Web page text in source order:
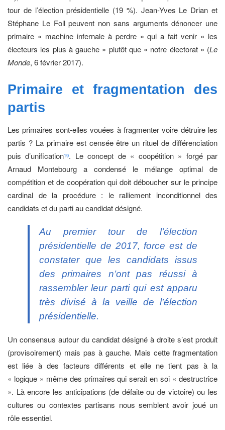
tour de l’élection présidentielle (19 %). Jean-Yves Le Drian et
Stéphane Le Foll peuvent non sans arguments dénoncer une
primaire « machine infernale à perdre » qui a fait venir « les
électeurs les plus à gauche » plutôt que « notre électorat » (Le
Monde, 6 février 2017).
Primaire et fragmentation des
partis
Les primaires sont-elles vouées à fragmenter voire détruire les
partis ? La primaire est censée être un rituel de différenciation
puis d’unification19. Le concept de « coopétition » forgé par
Arnaud Montebourg a condensé le mélange optimal de
compétition et de coopération qui doit déboucher sur le principe
cardinal de la procédure : le ralliement inconditionnel des
candidats et du parti au candidat désigné.
Au premier tour de l’élection
présidentielle de 2017, force est de
constater que les candidats issus
des primaires n’ont pas réussi à
rassembler leur parti qui est apparu
très divisé à la veille de l’élection
présidentielle.
Un consensus autour du candidat désigné à droite s’est produit
(provisoirement) mais pas à gauche. Mais cette fragmentation
est liée à des facteurs différents et elle ne tient pas à la
« logique » même des primaires qui serait en soi « destructrice
». Là encore les anticipations (de défaite ou de victoire) ou les
cultures ou contextes partisans nous semblent avoir joué un
rôle essentiel.